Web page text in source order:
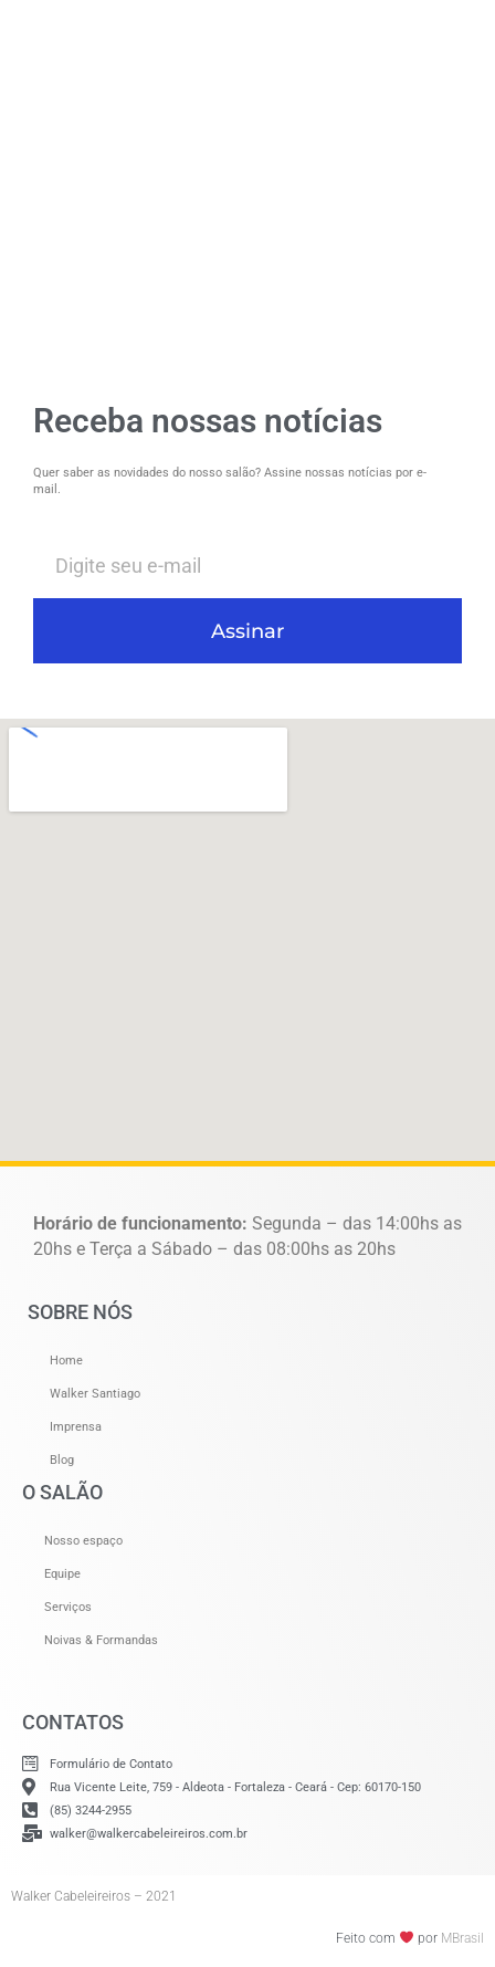
Receba nossas notícias
Quer saber as novidades do nosso salão? Assine nossas notícias por e-
mail.
Assinar
Horário de funcionamento: Segunda – das 14:00hs as
20hs e Terça a Sábado – das 08:00hs as 20hs
SOBRE NÓS
Home
Walker Santiago
Imprensa
Blog
O SALÃO
Nosso espaço
Equipe
Serviços
Noivas & Formandas
CONTATOS
Formulário de Contato
Rua Vicente Leite, 759 - Aldeota - Fortaleza - Ceará - Cep: 60170-150
(85) 3244-2955
walker@walkercabeleireiros.com.br
Walker Cabeleireiros – 2021
Feito com por MBrasil